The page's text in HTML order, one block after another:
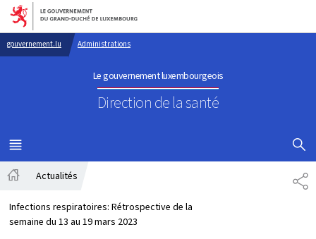
Aller au menu principal
Aller au contenu
gouvernement.lu Administrations
Le gouvernement luxembourgeois
Direction de la santé
MENU
PRINCIPAL
Actualités
Infections respiratoires: Rétrospective de la
semaine du 13 au 19 mars 2023